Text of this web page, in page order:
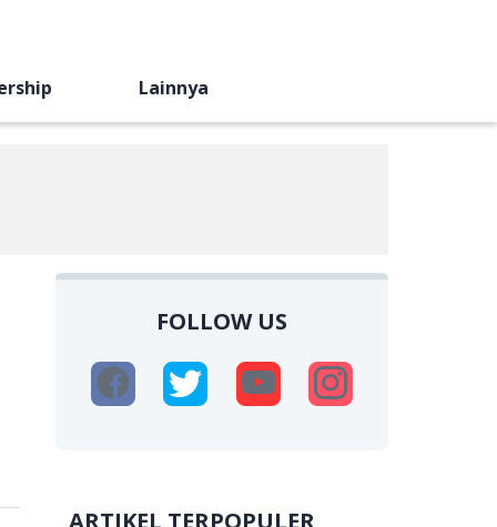
Lainnya
FOLLOW US
ARTIKEL TERPOPULER